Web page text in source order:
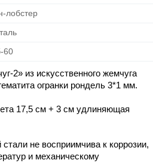
лобстер
60
2» из искусственного жемчуга
огранки рондель 3*1 мм.
17,5 см + 3 см удлиняющая
не восприимчива к коррозии,
и механическому